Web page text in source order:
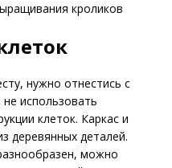
кроликов
нужно отнестись с
использовать
клеток. Каркас и
деревянных деталей.
можно